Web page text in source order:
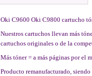
Oki C9600 Oki C9800 cartucho
Nuestros cartuchos llevan más
cartuchos originales o de la
Más tóner = a más páginas por el
Producto remanufacturado,